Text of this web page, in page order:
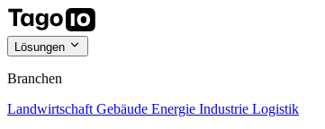
Lösungen
Branchen
Landwirtschaft Gebäude Energie Industrie Logistik